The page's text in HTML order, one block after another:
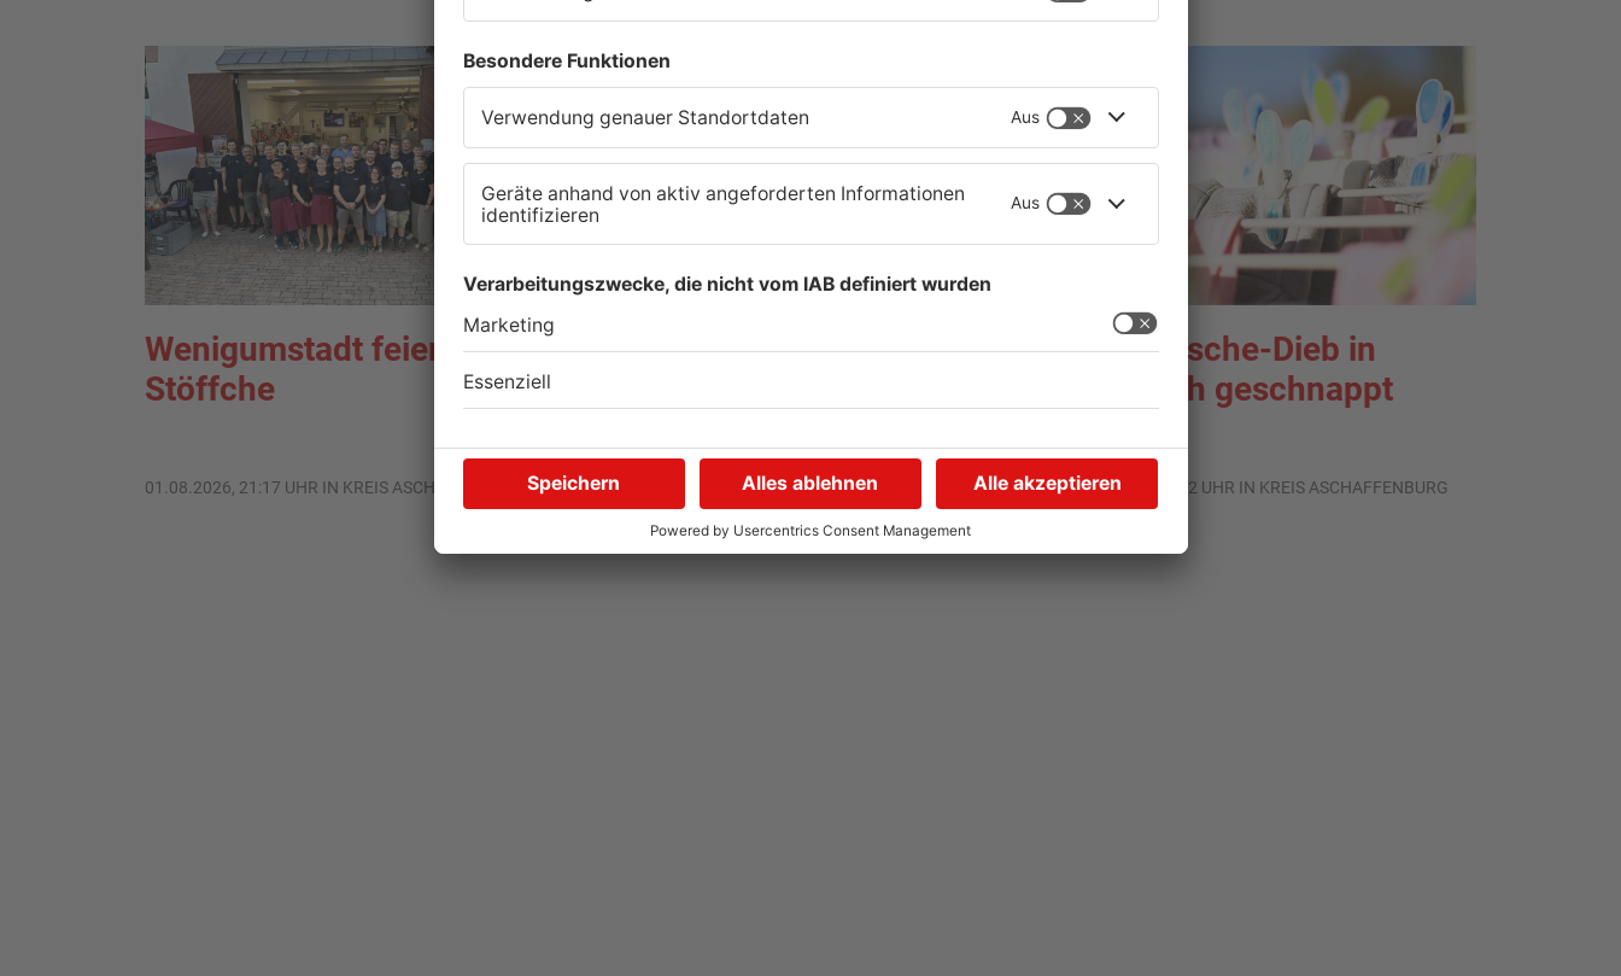
Wenigumstadt feiert das
Stöffche
01.08.2026, 21:17 UHR IN KREIS ASCHAFFENBURG
Wegen Trockenheit: Neue
31.07.2026, 11:46 UHR IN KREIS ASCHAFFENBURG
Unterwäsche-Dieb in
Goldbach geschnappt
31.07.2026, 11:42 UHR IN KREIS ASCHAFFENBURG